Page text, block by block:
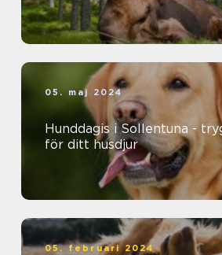
05. maj 2024
Hunddagis i Sollentuna -
för ditt husdjur
05. februari 2024